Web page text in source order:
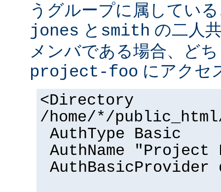
うグループに属してい
jones と smith の二人
メンバである場合、ど
project-foo にアクセ
<Directory
/home/*/
AuthType Basic
AuthName
AuthBasicProvider